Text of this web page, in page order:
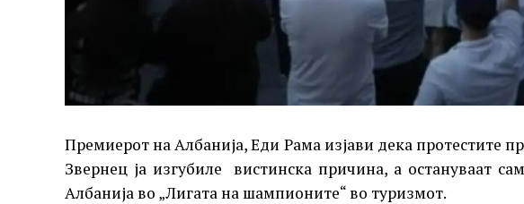
Премиерот на Албанија, Еди Рама изјави дека протестите
Звернец ја изгубиле вистинска причина, а остануваат
Албанија во „Лигата на шампионите“ во туризмот.